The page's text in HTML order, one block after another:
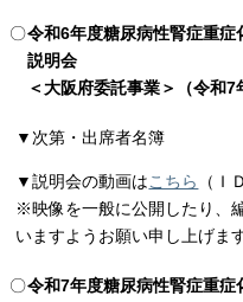
令和6年度糖尿病性腎症重
説明会
＜大阪府委託事業＞（令和7
▼ 次第・出席者名簿
▼説明会の動画はこちら
（Ｉ
※映像を一般に公開したり、
いますようお願い申し上げます
令和7年度糖尿病性腎症重